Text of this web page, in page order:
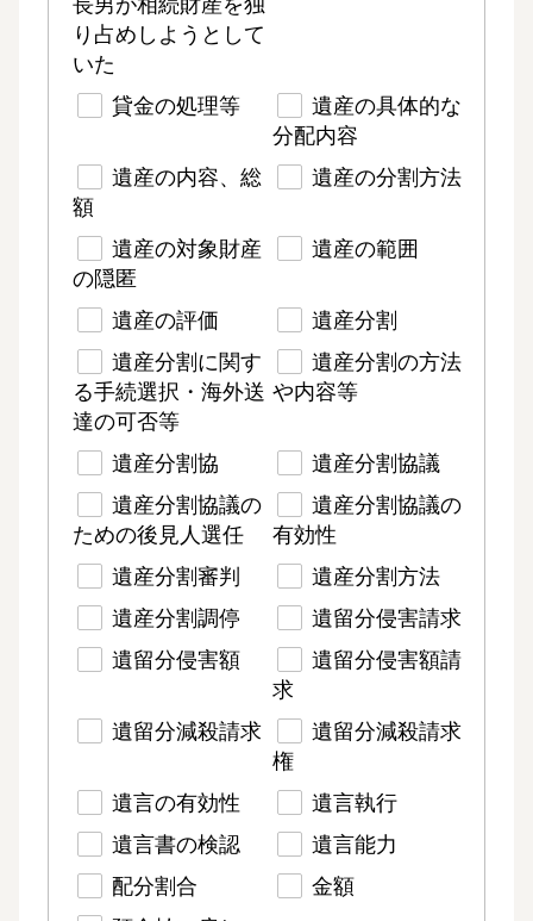
長男が相続財産を独
り占めしようとして
いた
貸金の処理等
遺産の具体的な
分配内容
遺産の内容、総
額
遺産の分割方法
遺産の対象財産
の隠匿
遺産の範囲
遺産の評価
遺産分割
遺産分割に関す
る手続選択・海外送
達の可否等
遺産分割の方法
や内容等
遺産分割協
遺産分割協議
遺産分割協議の
ための後見人選任
遺産分割協議の
有効性
遺産分割審判
遺産分割方法
遺産分割調停
遺留分侵害請求
遺留分侵害額
遺留分侵害額請
求
遺留分減殺請求
遺留分減殺請求
権
遺言の有効性
遺言執行
遺言書の検認
遺言能力
配分割合
金額